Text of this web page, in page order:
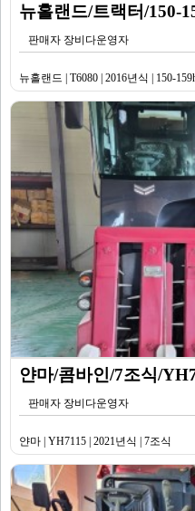
뉴홀랜드/트랙터/150-
판매자 장비다운영자
뉴홀랜드 | T6080 | 2016년식 | 150-
얀마/콤바인/7조식/
판매자 장비다운영자
얀마 | YH7115 | 2021년식 | 7조식